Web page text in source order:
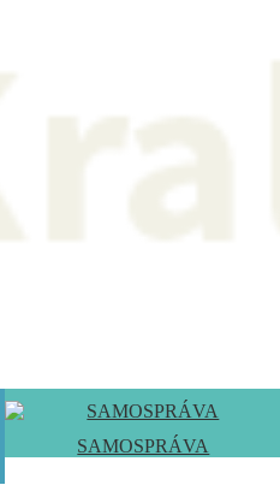
SAMOSPRÁVA